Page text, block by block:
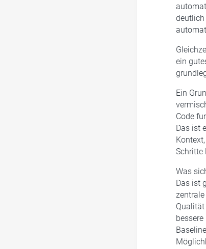
deutlich
ein
Ein
Code
Das ist
Schritte
Was
Das ist